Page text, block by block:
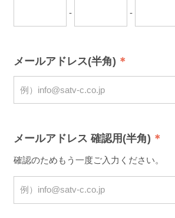
- -
メールアドレス(半角)
メールアドレス 確認用(半角)
確認のためもう一度ご入力ください。